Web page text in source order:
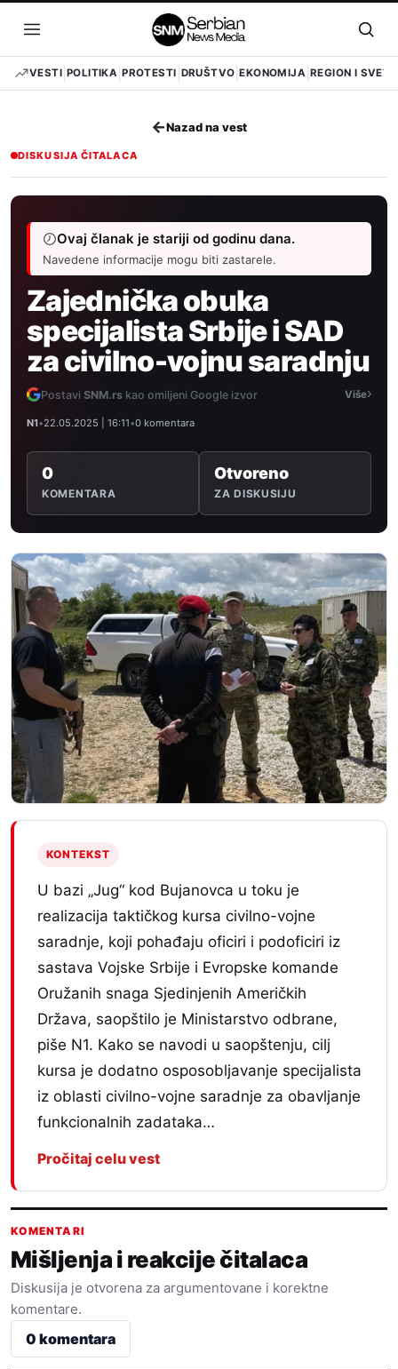
sadržaj
Otvori
meni
VESTI POLITIKA PROTESTI DRUŠTVO EKONOMIJA REGION I SVET
←Nazad na vest
DISKUSIJA ČITALACA
Ovaj članak je stariji od godinu dana.
Navedene informacije mogu biti zastarele.
Zajednička obuka
specijalista Srbije i SAD
za civilno-vojnu saradnju
Postavi SNM.rs kao omiljeni Google izvor Više›
N1•22.05.2025 | 16:11•0 komentara
0
KOMENTARA
Otvoreno
ZA DISKUSIJU
KONTEKST
U bazi „Jug“ kod Bujanovca u toku je
realizacija taktičkog kursa civilno-vojne
saradnje, koji pohađaju oficiri i podoficiri iz
sastava Vojske Srbije i Evropske komande
Oružanih snaga Sjedinjenih Američkih
Država, saopštilo je Ministarstvo odbrane,
piše N1. Kako se navodi u saopštenju, cilj
kursa je dodatno osposobljavanje specijalista
iz oblasti civilno-vojne saradnje za obavljanje
funkcionalnih zadataka…
Pročitaj celu vest
KOMENTARI
Mišljenja i reakcije čitalaca
Diskusija je otvorena za argumentovane i korektne
komentare.
0 komentara